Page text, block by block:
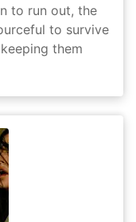
to run out, the
to survive
them